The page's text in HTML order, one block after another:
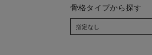
骨格タイプから探す